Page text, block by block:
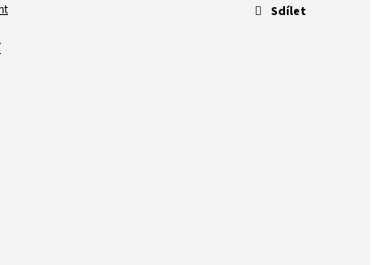
Sdílet